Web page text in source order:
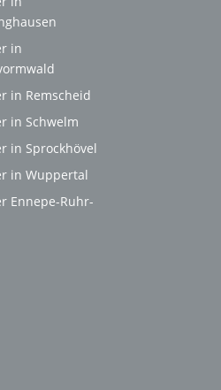
in
in Remscheid
in Schwelm
in Sprockhövel
in Wuppertal
Ennepe-Ruhr-